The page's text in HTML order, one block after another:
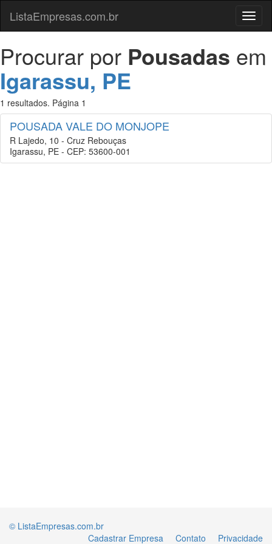
Menu
ListaEmpresas.com.br
Procurar por Pousadas em
Igarassu, PE
1 resultados. Página 1
POUSADA VALE DO MONJOPE
R Lajedo, 10 - Cruz Rebouças
Igarassu, PE - CEP: 53600-001
© ListaEmpresas.com.br
Cadastrar Empresa
Contato Privacidade